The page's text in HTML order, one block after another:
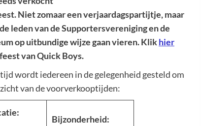
Niet zomaar een verjaardagspartijtje, maar
leden van de Supportersvereniging en de
op uitbundige wijze gaan vieren. Klikhier
van Quick Boys.
wordt iedereen in de gelegenheid gesteld om
van de voorverkooptijden:
Bijzonderheid: